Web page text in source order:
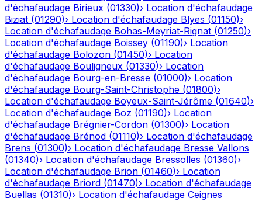
d'échafaudage Birieux (01330)› Location d'échafaudage
Biziat (01290)› Location d'échafaudage Blyes (01150)›
Location d'échafaudage Bohas-Meyriat-Rignat (01250)›
Location d'échafaudage Boissey (01190)› Location
d'échafaudage Bolozon (01450)› Location
d'échafaudage Bouligneux (01330)› Location
d'échafaudage Bourg-en-Bresse (01000)› Location
d'échafaudage Bourg-Saint-Christophe (01800)›
Location d'échafaudage Boyeux-Saint-Jérôme (01640)›
Location d'échafaudage Boz (01190)› Location
d'échafaudage Brégnier-Cordon (01300)› Location
d'échafaudage Brénod (01110)› Location d'échafaudage
Brens (01300)› Location d'échafaudage Bresse Vallons
(01340)› Location d'échafaudage Bressolles (01360)›
Location d'échafaudage Brion (01460)› Location
d'échafaudage Briord (01470)› Location d'échafaudage
Buellas (01310)› Location d'échafaudage Ceignes